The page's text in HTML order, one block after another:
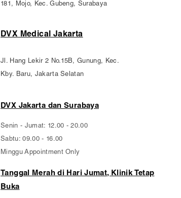
181, Mojo, Kec. Gubeng, Surabaya
DVX Medical Jakarta
Jl. Hang Lekir 2 No.15B, Gunung, Kec.
Kby. Baru, Jakarta Selatan
DVX Jakarta dan Surabaya
Senin - Jumat: 12.00 - 20.00
Sabtu: 09.00 - 16.00
Minggu Appointment Only